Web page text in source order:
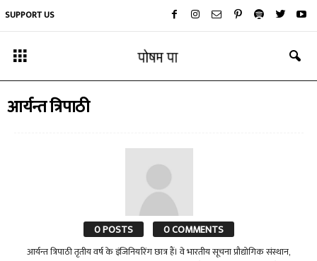
SUPPORT US
आर्यन्त त्रिपाठी
0 POSTS 0 COMMENTS
आर्यन्त त्रिपाठी तृतीय वर्ष के इंजिनियरिंग छात्र हैं। वे भारतीय सूचना प्रौद्योगिक संस्थान,